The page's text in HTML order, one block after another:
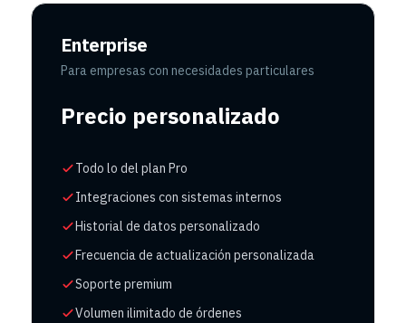
Enterprise
Para empresas con necesidades particulares
Precio personalizado
Todo lo del plan Pro
Integraciones con sistemas internos
Historial de datos personalizado
Frecuencia de actualización personalizada
Soporte premium
Volumen ilimitado de órdenes